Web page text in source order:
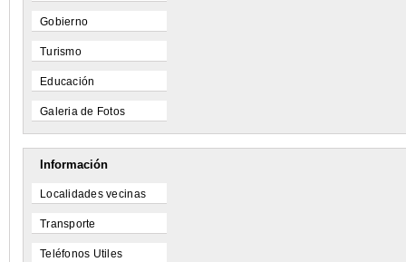
Gobierno
Turismo
Educación
Galeria de Fotos
Información
Localidades vecinas
Transporte
Teléfonos Utiles